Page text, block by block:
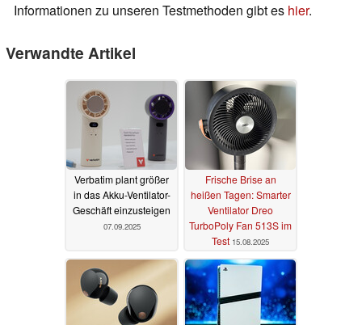
Informationen zu unseren Testmethoden gibt es hier.
Verwandte Artikel
Verbatim plant größer
in das Akku-Ventilator-
Geschäft einzusteigen
07.09.2025
Frische Brise an
heißen Tagen: Smarter
Ventilator Dreo
TurboPoly Fan 513S im
Test 15.08.2025